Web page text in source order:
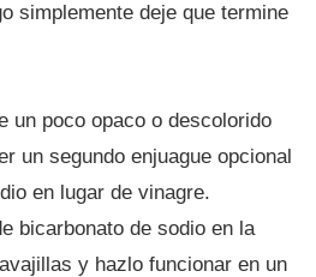
simplemente deje que termine
un poco opaco o descolorido
un segundo enjuague opcional
en lugar de vinagre.
bicarbonato de sodio en la
y hazlo funcionar en un